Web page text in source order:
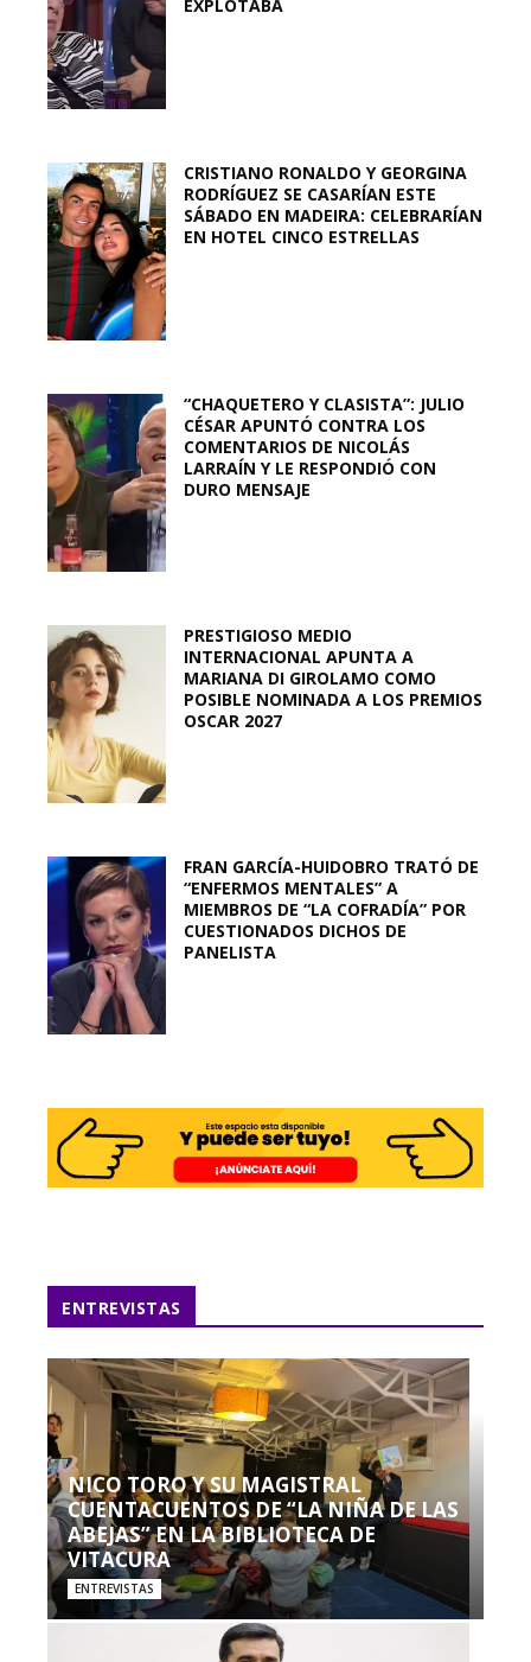
EXPLOTABA
CRISTIANO RONALDO Y GEORGINA
RODRÍGUEZ SE CASARÍAN ESTE
SÁBADO EN MADEIRA: CELEBRARÍAN
EN HOTEL CINCO ESTRELLAS
“CHAQUETERO Y CLASISTA”: JULIO
CÉSAR APUNTÓ CONTRA LOS
COMENTARIOS DE NICOLÁS
LARRAÍN Y LE RESPONDIÓ CON
DURO MENSAJE
PRESTIGIOSO MEDIO
INTERNACIONAL APUNTA A
MARIANA DI GIROLAMO COMO
POSIBLE NOMINADA A LOS PREMIOS
OSCAR 2027
FRAN GARCÍA-HUIDOBRO TRATÓ DE
“ENFERMOS MENTALES” A
MIEMBROS DE “LA COFRADÍA” POR
CUESTIONADOS DICHOS DE
PANELISTA
ENTREVISTAS
NICO TORO Y SU MAGISTRAL
CUENTACUENTOS DE “LA NIÑA DE LAS
ABEJAS” EN LA BIBLIOTECA DE
VITACURA
ENTREVISTAS